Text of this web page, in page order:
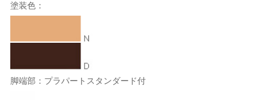
塗装色：
脚端部：プラパートスタンダード付